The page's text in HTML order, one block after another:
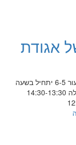
אגודת
בהפסקה מורחבת מהשעה 11:30 עד 12:30 שיעור 6-5 יתחיל בשעה